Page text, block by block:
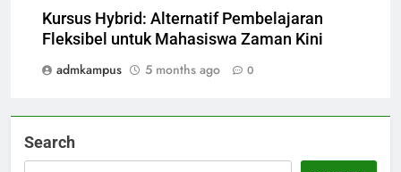
Kursus Hybrid: Alternatif Pembelajaran
Fleksibel untuk Mahasiswa Zaman Kini
admkampus
5 months ago 0
Search